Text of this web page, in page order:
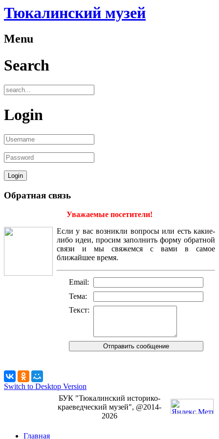
Тюкалинский музей
Menu
Search
Login
Обратная связь
Уважаемые посетители!
Если у вас возникли вопросы или есть какие-
либо идеи, просим заполнить форму обратной
связи и мы свяжемся с вами в самое
ближайшее время.
Email:
Тема:
Текст:
Switch to Desktop Version
БУК "Тюкалинский историко-
краеведческий музей", @2014-
2026
Главная